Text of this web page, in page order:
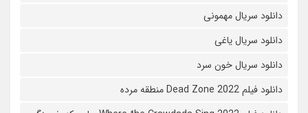
دانلود سریال مهمونی
دانلود سریال یاغی
دانلود سریال خون سرد
دانلود فیلم 2022 Dead Zone منطقه مرده